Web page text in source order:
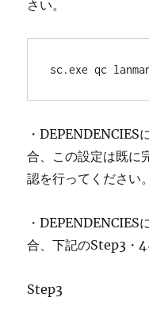
さい。
sc.exe qc
・
合、この設定は既に
認を行ってください。
・
合、下記のStep3・4
Step3